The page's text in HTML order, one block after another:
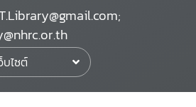
บไซต์